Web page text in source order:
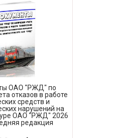
ОАО "РЖД" по
отказов в работе
средств и
нарушений на
ОАО "РЖД" 2026
редакция